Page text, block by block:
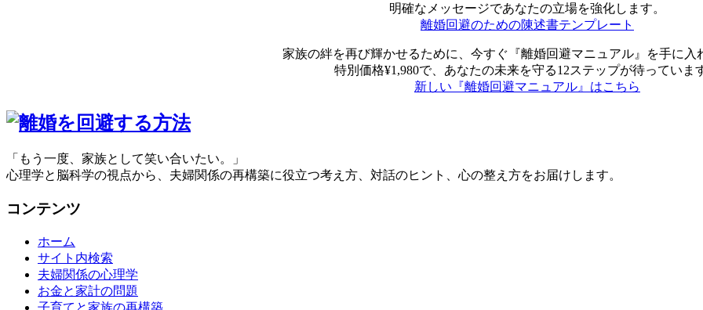
明確なメッセージであなたの立場を強化します。
離婚回避のための陳述書テンプレート
家族の絆を再び輝かせるために、今すぐ『離婚回避マニュアル』を手に入
特別価格¥1,980で、あなたの未来を守る12ステップが待っていま
新しい『離婚回避マニュアル』はこちら
「もう一度、家族として笑い合いたい。」
心理学と脳科学の視点から、夫婦関係の再構築に役立つ考え方、対話のヒント、心の整え方をお届けします。
コンテンツ
ホーム
サイト内検索
夫婦関係の心理学
お金と家計の問題
子育てと家族の再構築